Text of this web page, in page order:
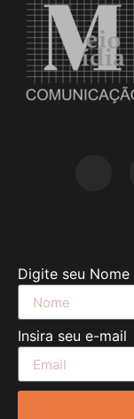
Digite seu Nome
Insira seu e-mail